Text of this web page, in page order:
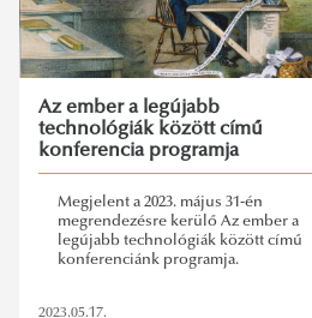
Az ember a legújabb
technológiák között című
konferencia programja
Megjelent a 2023. május 31-én
megrendezésre kerülő Az ember a
legújabb technológiák között című
konferenciánk programja.
2023.05.17.